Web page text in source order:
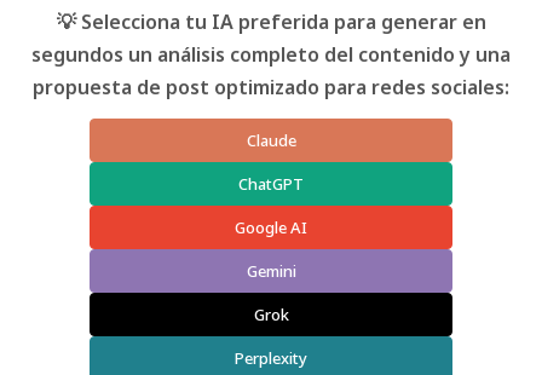
💡 Selecciona tu IA preferida para generar en
segundos un análisis completo del contenido y una
propuesta de post optimizado para redes sociales:
Claude
ChatGPT
Google AI
Gemini
Grok
Perplexity